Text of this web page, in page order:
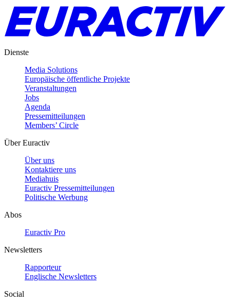
Dienste
Media Solutions
Europäische öffentliche Projekte
Veranstaltungen
Jobs
Agenda
Pressemitteilungen
Members’ Circle
Über Euractiv
Über uns
Kontaktiere uns
Mediahuis
Euractiv Pressemitteilungen
Politische Werbung
Abos
Euractiv Pro
Newsletters
Rapporteur
Englische Newsletters
Social